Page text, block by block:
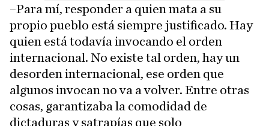
–Para mí, responder a quien mata a su
propio pueblo está siempre justificado. Hay
quien está todavía invocando el orden
internacional. No existe tal orden, hay un
desorden internacional, ese orden que
algunos invocan no va a volver. Entre otras
cosas, garantizaba la comodidad de
dictaduras y satrapías que solo